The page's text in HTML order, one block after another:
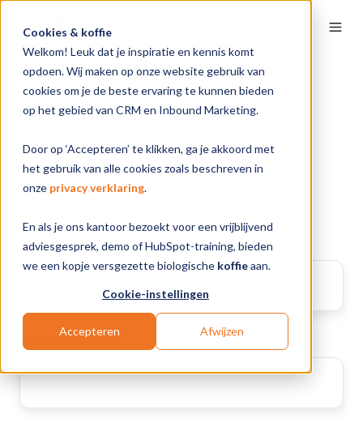
Cookies & koffie
Welkom! Leuk dat je inspiratie en kennis komt
opdoen. Wij maken op onze website gebruik van
cookies om je de beste ervaring te kunnen bieden
op het gebied van CRM en Inbound Marketing.
Door op ‘Accepteren’ te klikken, ga je akkoord met
het gebruik van alle cookies zoals beschreven in
onze privacy verklaring.
En als je ons kantoor bezoekt voor een vrijblijvend
adviesgesprek, demo of HubSpot-training, bieden
we een kopje versgezette biologische koffieaan.
Cookie-instellingen
Accepteren Afwijzen
Neem contact met ons op
We horen graag van je.
Voornaam*
Achternaam